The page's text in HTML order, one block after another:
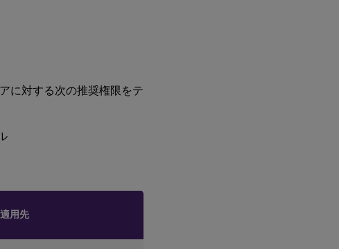
に対する次の推奨権限をテ
適用先